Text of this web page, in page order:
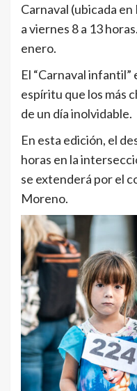
Carnaval (ubicada
a viernes 8 a 13
enero.
El “Carnaval
espíritu que los más
de un día inolvidable.
En esta edición, el
horas en la
se extenderá por el
Moreno.